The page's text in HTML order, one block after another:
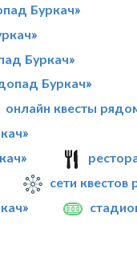
Буркач»
Буркач»
Буркач»
онлайн квесты
сети